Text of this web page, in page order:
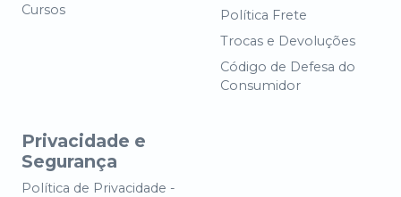
Cursos
Política Frete
Trocas e Devoluções
Código de Defesa do
Consumidor
Privacidade e
Segurança
Política de Privacidade -